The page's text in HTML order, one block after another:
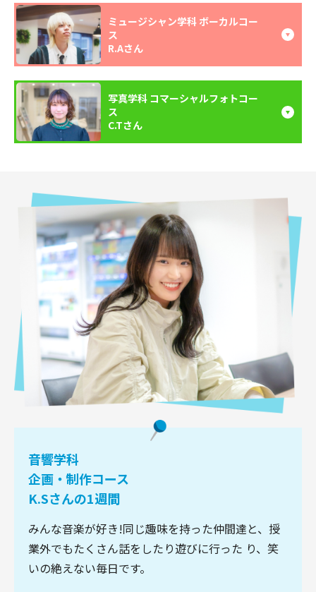
ミュージシャン学科 ボーカルコー
ス
R.Aさん
写真学科 コマーシャルフォトコー
ス
C.Tさん
音響学科
企画・制作コース
K.Sさんの1週間
みんな音楽が好き!同じ趣味を持った仲間達と、授
業外でもたくさん話をしたり遊びに行った り、笑
いの絶えない毎日です。